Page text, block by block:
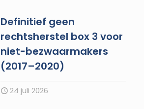
Definitief geen
rechtsherstel box 3 voor
niet-bezwaarmakers
(2017–2020)
24 juli 2026